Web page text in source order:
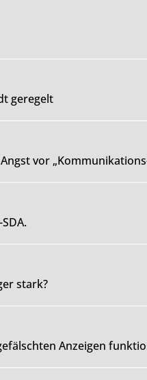
geregelt
vor
stark?
Anzeigen